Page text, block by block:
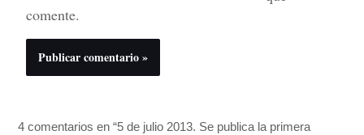
comente.
4 comentarios en “5 de julio 2013. Se publica la primera